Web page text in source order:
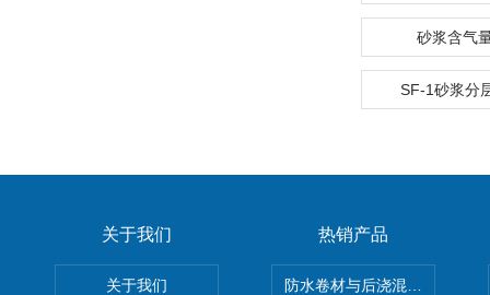
砂浆含气
SF-1砂浆分
关于我们
关于我们
热销产品
防水卷材与后浇混凝土剥离强